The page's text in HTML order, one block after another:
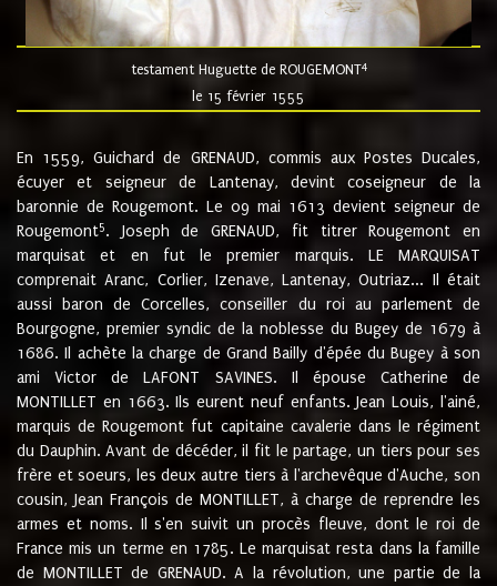
testament Huguette de ROUGEMONT4
le 15 février 1555
En 1559, Guichard de GRENAUD, commis aux Postes Ducales,
écuyer et seigneur de Lantenay, devint coseigneur de la
baronnie de Rougemont. Le 09 mai 1613 devient seigneur de
Rougemont5. Joseph de GRENAUD, fit titrer Rougemont en
marquisat et en fut le premier marquis. LE MARQUISAT
comprenait Aranc, Corlier, Izenave, Lantenay, Outriaz... Il était
aussi baron de Corcelles, conseiller du roi au parlement de
Bourgogne, premier syndic de la noblesse du Bugey de 1679 à
1686. Il achète la charge de Grand Bailly d'épée du Bugey à son
ami Victor de LAFONT SAVINES. Il épouse Catherine de
MONTILLET en 1663. Ils eurent neuf enfants. Jean Louis, l'ainé,
marquis de Rougemont fut capitaine cavalerie dans le régiment
du Dauphin. Avant de décéder, il fit le partage, un tiers pour ses
frère et soeurs, les deux autre tiers à l'archevêque d'Auche, son
cousin, Jean François de MONTILLET, à charge de reprendre les
armes et noms. Il s'en suivit un procès fleuve, dont le roi de
France mis un terme en 1785. Le marquisat resta dans la famille
de MONTILLET de GRENAUD. A la révolution, une partie de la